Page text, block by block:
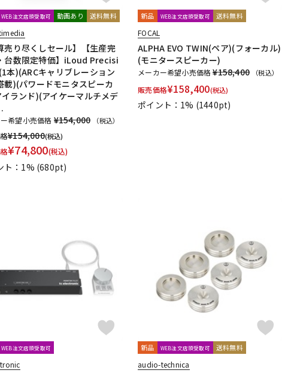
WEB注文店頭受取可 動画あり 送料無料
売り尽くしセール】【生産完
台数限定特価】iLoud Precisi
本)(ARCキャリブレーション
載)(パワードモニタスピーカ
ランド)(アイケーマルチメデ
希望小売価格 ¥154,000 （税込）
¥154,000(税込)
¥74,800(税込)
ト：1% (680pt)
新品 WEB注文店頭受取可 送料無料
FOCAL
ALPHA EVO TWIN(ペア)(フォーカル)
(モニタースピーカー)
メーカー希望小売価格¥158,400 （税込）
販売価格¥158,400(税込)
ポイント：1% (1440pt)
WEB注文店頭受取可 新品 WEB注文店頭受取可 送料無料
audio-technica